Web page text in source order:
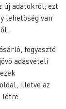
új adatokról; ezt
lehetőség van
fogyasztó
adásvételi
illetve az